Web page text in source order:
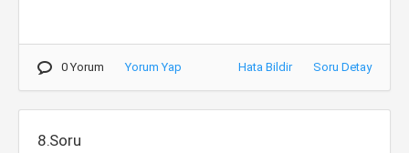
0 Yorum Yorum Yap Hata Bildir Soru Detay
8.Soru